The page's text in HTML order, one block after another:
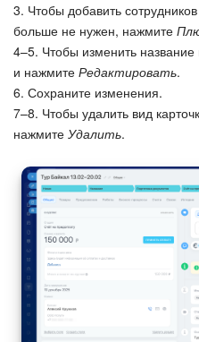
3. Чтобы добавить
больше не нужен, нажмите
4–5. Чтобы изменить
и нажмите Редактировать.
6. Сохраните изменения.
7–8. Чтобы удалить вид
нажмите Удалить.